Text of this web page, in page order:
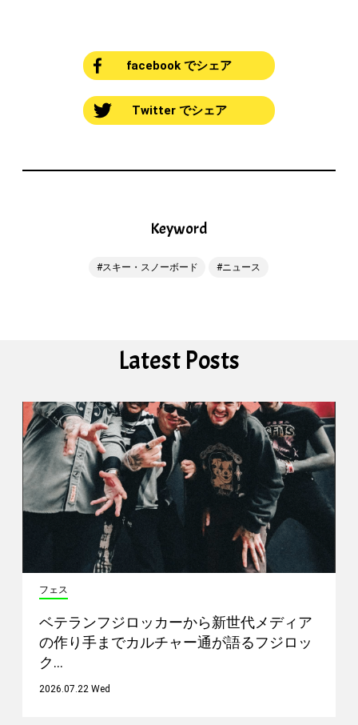
facebook でシェア
Twitter でシェア
Keyword
スキー・スノーボード ニュース
Latest Posts
フェス
ベテランフジロッカーから新世代メディア
の作り手までカルチャー通が語るフジロッ
ク…
2026.07.22 Wed